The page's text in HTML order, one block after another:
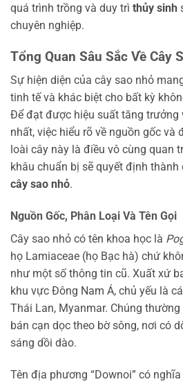
quá trình trồng và duy trì thủy sinh
chuyên nghiệp.
Tổng Quan Sâu Sắc Về Cây
Sự hiện diện của cây sao nhỏ
tinh tế và khác biệt cho bất kỳ
Để đạt được hiệu suất tăng trưởng
nhất, việc hiểu rõ về nguồn gốc và
loài cây này là điều vô cùng quan
khâu chuẩn bị sẽ quyết định thành
cây sao nhỏ.
Nguồn Gốc, Phân Loại Và Tên Gọi
Cây sao nhỏ có tên khoa học là
họ Lamiaceae (họ Bạc hà) chứ
như một số thông tin cũ. Xuất xứ
khu vực Đông Nam Á, chủ yếu là
Thái Lan, Myanmar. Chúng
bán cạn dọc theo bờ sông, nơi có
sáng dồi dào.
Tên địa phương “Downoi” có